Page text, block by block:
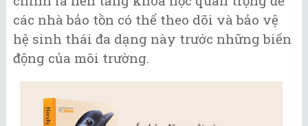
các nhà bảo tồn có thể theo dõi và bảo vệ
hệ sinh thái đa dạng này trước những biến
động của môi trường.